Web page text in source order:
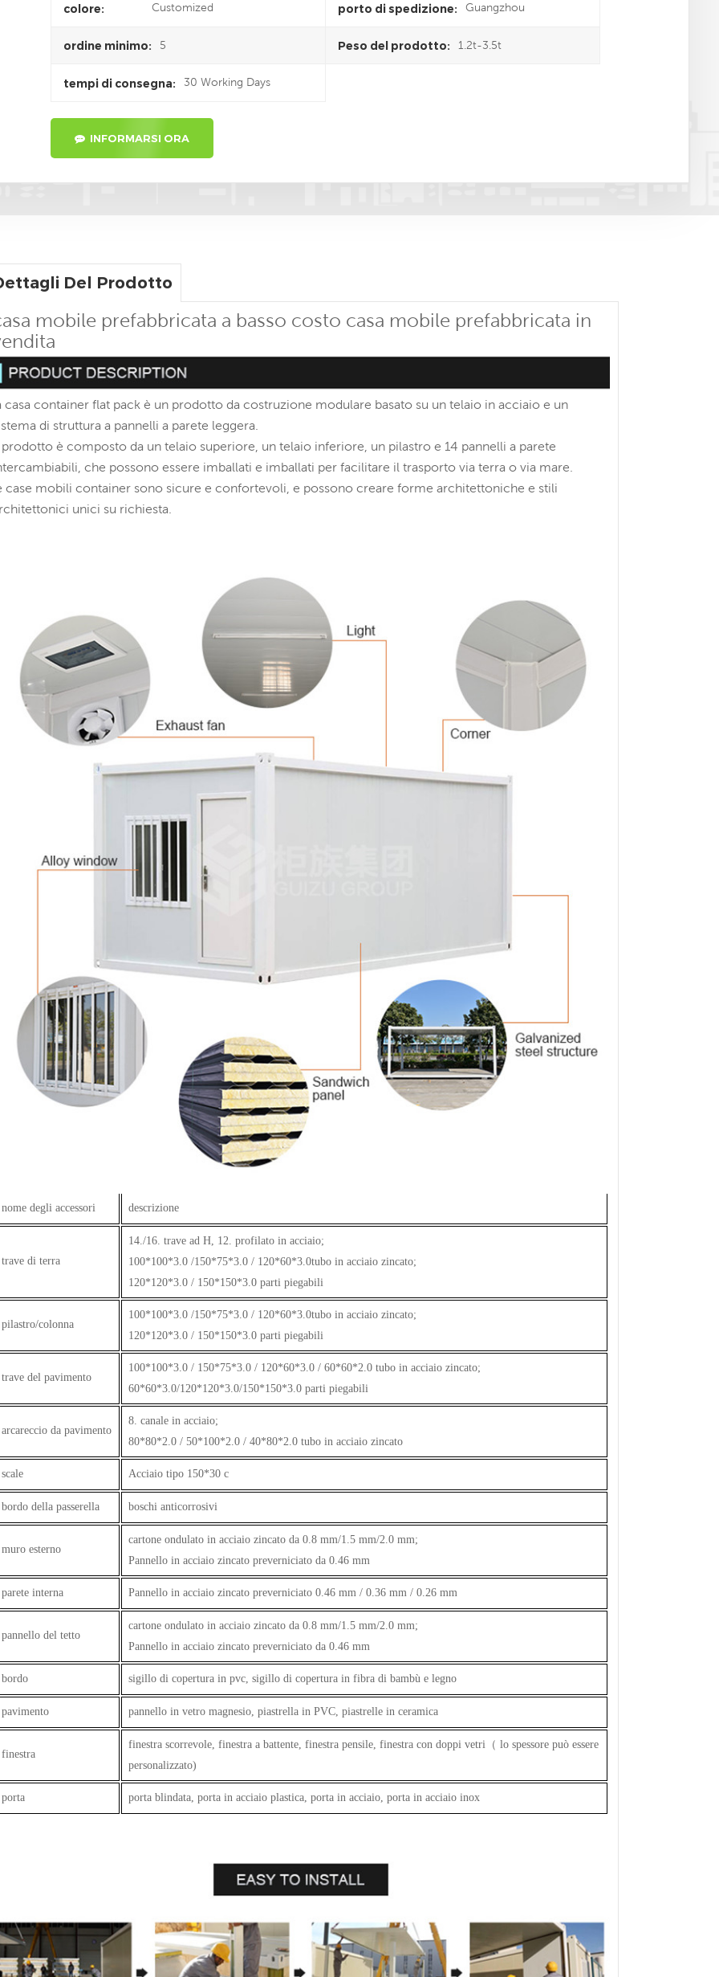
colore: Customized porto di spedizione: Guangzhou
ordine minimo: 5 Peso del prodotto: 1.2t-3.5t
tempi di consegna: 30 Working Days
INFORMARSI ORA
Del Prodotto
mobile prefabbricata a basso costo casa mobile prefabbricata in
casa container flat pack è un prodotto da costruzione modulare basato su un telaio in acciaio e un
di struttura a pannelli a parete leggera.
è composto da un telaio superiore, un telaio inferiore, un pilastro e 14 pannelli a parete
che possono essere imballati e imballati per facilitare il trasporto via terra o via mare.
case mobili container sono sicure e confortevoli, e possono creare forme architettoniche e stili
unici su richiesta.
nome degli accessori descrizione
trave di terra
14./16. trave ad H, 12. profilato in acciaio;
100*100*3.0 /150*75*3.0 / 120*60*3.0tubo in acciaio zincato;
120*120*3.0 / 150*150*3.0 parti piegabili
pilastro/colonna
100*100*3.0 /150*75*3.0 / 120*60*3.0tubo in acciaio zincato;
120*120*3.0 / 150*150*3.0 parti piegabili
trave del pavimento
100*100*3.0 / 150*75*3.0 / 120*60*3.0 / 60*60*2.0 tubo in acciaio zincato;
60*60*3.0/120*120*3.0/150*150*3.0 parti piegabili
arcareccio da pavimento
8. canale in acciaio;
80*80*2.0 / 50*100*2.0 / 40*80*2.0 tubo in acciaio zincato
scale Acciaio tipo 150*30 c
bordo della passerella boschi anticorrosivi
muro esterno
cartone ondulato in acciaio zincato da 0.8 mm/1.5 mm/2.0 mm;
Pannello in acciaio zincato preverniciato da 0.46 mm
parete interna Pannello in acciaio zincato preverniciato 0.46 mm / 0.36 mm / 0.26 mm
pannello del tetto
cartone ondulato in acciaio zincato da 0.8 mm/1.5 mm/2.0 mm;
Pannello in acciaio zincato preverniciato da 0.46 mm
bordo sigillo di copertura in pvc, sigillo di copertura in fibra di bambù e legno
pavimento pannello in vetro magnesio, piastrella in PVC, piastrelle in ceramica
finestra
finestra scorrevole, finestra a battente, finestra pensile, finestra con doppi vetri （ lo spessore può essere
personalizzato)
porta porta blindata, porta in acciaio plastica, porta in acciaio, porta in acciaio inox